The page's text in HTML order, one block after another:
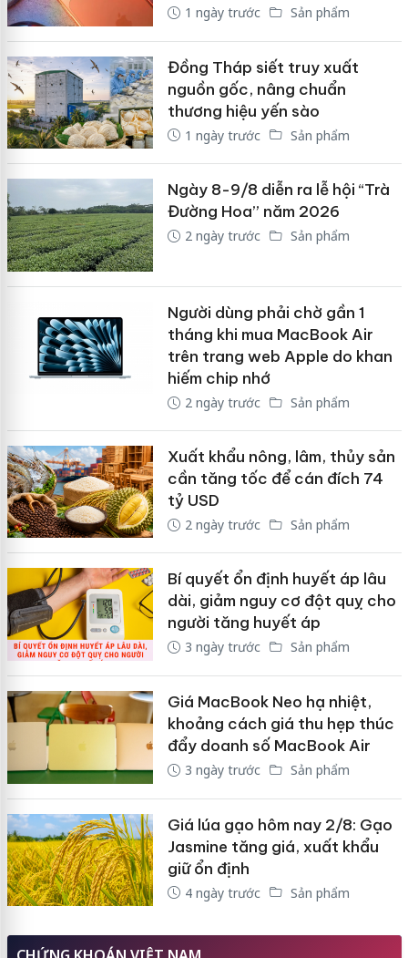
1 ngày trước Sản phẩm
Đồng Tháp siết truy xuất
nguồn gốc, nâng chuẩn
thương hiệu yến sào
1 ngày trước Sản phẩm
Ngày 8-9/8 diễn ra lễ hội “Trà
Đường Hoa” năm 2026
2 ngày trước Sản phẩm
Người dùng phải chờ gần 1
tháng khi mua MacBook Air
trên trang web Apple do khan
hiếm chip nhớ
2 ngày trước Sản phẩm
Xuất khẩu nông, lâm, thủy sản
cần tăng tốc để cán đích 74
tỷ USD
2 ngày trước Sản phẩm
Bí quyết ổn định huyết áp lâu
dài, giảm nguy cơ đột quỵ cho
người tăng huyết áp
3 ngày trước Sản phẩm
Giá MacBook Neo hạ nhiệt,
khoảng cách giá thu hẹp thúc
đẩy doanh số MacBook Air
3 ngày trước Sản phẩm
Giá lúa gạo hôm nay 2/8: Gạo
Jasmine tăng giá, xuất khẩu
giữ ổn định
4 ngày trước Sản phẩm